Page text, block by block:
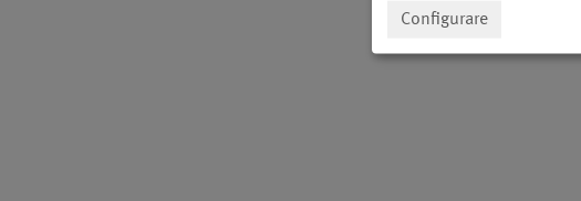
Configurare